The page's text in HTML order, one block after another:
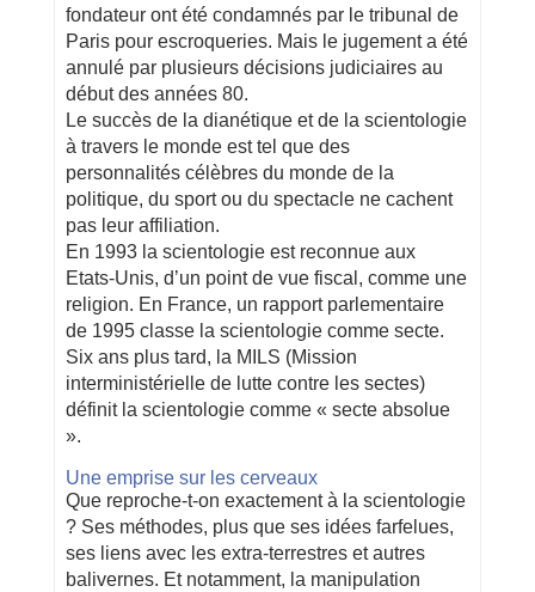
fondateur ont été condamnés par le tribunal de
Paris pour escroqueries. Mais le jugement a été
annulé par plusieurs décisions judiciaires au
début des années 80.
Le succès de la dianétique et de la scientologie
à travers le monde est tel que des
personnalités célèbres du monde de la
politique, du sport ou du spectacle ne cachent
pas leur affiliation.
En 1993 la scientologie est reconnue aux
Etats-Unis, d’un point de vue fiscal, comme une
religion. En France, un rapport parlementaire
de 1995 classe la scientologie comme secte.
Six ans plus tard, la MILS (Mission
interministérielle de lutte contre les sectes)
définit la scientologie comme « secte absolue
».
Une emprise sur les cerveaux
Que reproche-t-on exactement à la scientologie
? Ses méthodes, plus que ses idées farfelues,
ses liens avec les extra-terrestres et autres
balivernes. Et notamment, la manipulation